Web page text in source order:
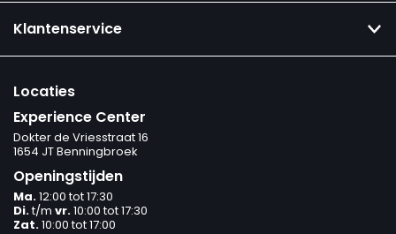
Klantenservice
Locaties
Experience Center
Dokter de Vriesstraat 16
1654 JT Benningbroek
Openingstijden
Ma.12:00 tot 17:30
Di.t/m vr.10:00 tot 17:30
Zat.10:00 tot 17:00